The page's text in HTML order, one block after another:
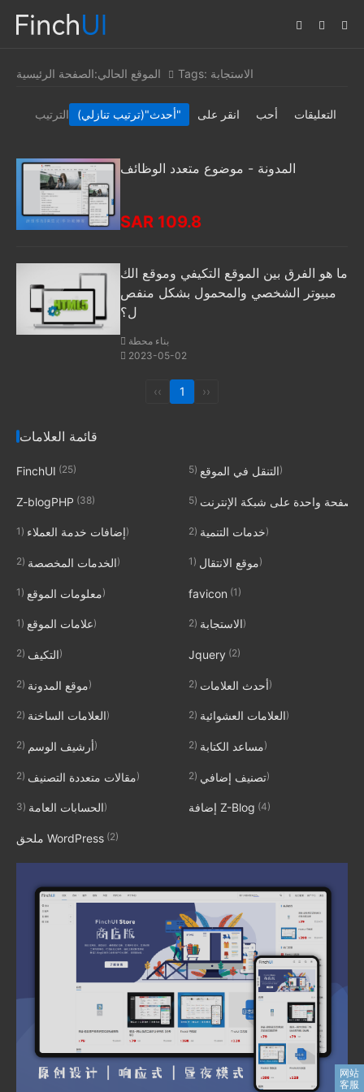
الموقع الحالي:الصفحة الرئيسية Tags: الاستجابة
الترتيب أحدث"(ترتيب تنازلي)" انقر على أحب التعليقات
المدونة - موضوع متعدد الوظائف
SAR 109.8
ما هو الفرق بين الموقع التكيفي وموقع الك
مبيوتر الشخصي والمحمول بشكل منفص
ل؟
بناء محطة
2023-05-02
‹‹ 1 ››
قائمة العلامات
FinchUI (25) التنقل في الموقع(5)
Z-blogPHP (38) صفحة واحدة على شبكة الإنترنت
إضافات خدمة العملاء(1) خدمات التنمية(2)
الخدمات المخصصة(2) موقع الانتقال(1)
معلومات الموقع(1) favicon (1)
علامات الموقع(1) الاستجابة(2)
التكيف(2) Jquery (2)
موقع المدونة(2) أحدث العلامات(2)
العلامات الساخنة(2) العلامات العشوائية(2)
أرشيف الوسم(2) مساعد الكتابة(2)
مقالات متعددة التصنيف(2) تصنيف إضافي(2)
الحسابات العامة(3) إضافة Z-Blog (4)
ملحق WordPress (2)